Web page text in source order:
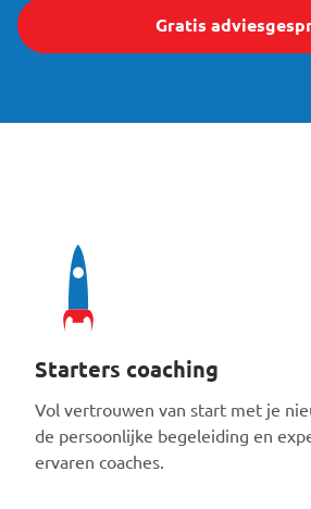
Gratis
Starters coaching
Vol vertrouwen van start met je
de persoonlijke begeleiding en
ervaren coaches.